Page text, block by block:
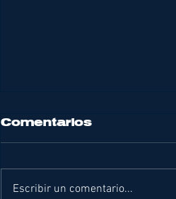
Comentarios
Escribir un comentario...